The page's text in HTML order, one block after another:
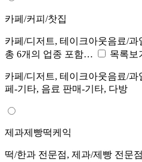
카페/커피/찻집
카페/디저트, 테이크아웃음료/과
총 6개의 업종 포함…
목록보
카페/디저트, 테이크아웃음료/
페-기타, 음료 판매-기타, 다방
제과제빵떡케익
떡/한과 전문점, 제과/제빵 전문